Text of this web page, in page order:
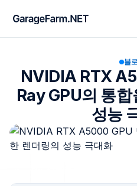
블
NVIDIA RTX
Ray GPU의 통
성능